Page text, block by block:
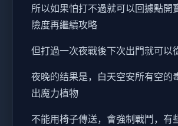
所以如果怕打不過就可以回據點開
險度再繼續攻略
但打過一次夜戰後下次出門就可以
夜晚的结果是，白天空安所有空的
出魔力植物
不能用椅子傳送，會強制戰鬥，有